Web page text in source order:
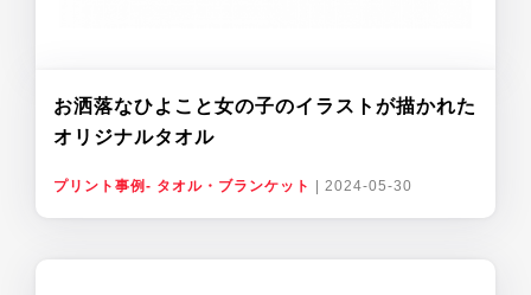
お洒落なひよこと女の子のイラストが描かれた
オリジナルタオル
プリント事例- タオル・ブランケット 2024-05-30